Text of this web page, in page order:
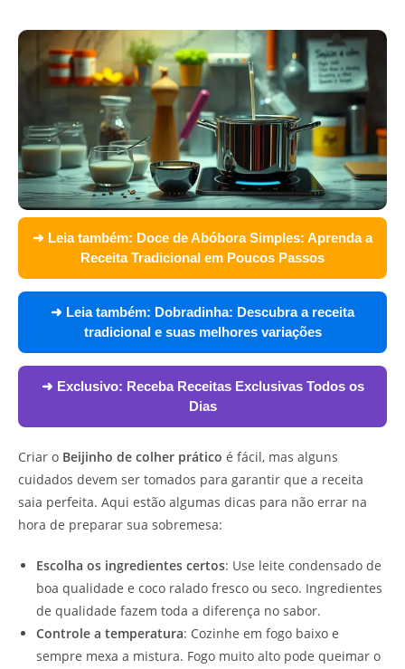
➜ Leia também: Doce de Abóbora Simples: Aprenda a
Receita Tradicional em Poucos Passos
➜ Leia também: Dobradinha: Descubra a receita
tradicional e suas melhores variações
➜ Exclusivo: Receba Receitas Exclusivas Todos os
Dias
Criar o Beijinho de colher prático é fácil, mas alguns
cuidados devem ser tomados para garantir que a receita
saia perfeita. Aqui estão algumas dicas para não errar na
hora de preparar sua sobremesa:
Escolha os ingredientes certos: Use leite condensado de
boa qualidade e coco ralado fresco ou seco. Ingredientes
de qualidade fazem toda a diferença no sabor.
Controle a temperatura: Cozinhe em fogo baixo e
sempre mexa a mistura. Fogo muito alto pode queimar o